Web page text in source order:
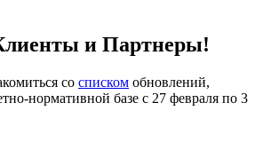
и Партнеры!
со списком обновлений,
нормативной базе с 27 февраля по 3